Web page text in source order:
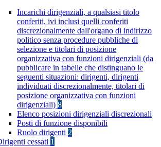
Incarichi dirigenziali, a qualsiasi titolo
conferiti, ivi inclusi quelli conferiti
discrezionalmente dall'organo di indirizzo
politico senza procedure pubbliche di
selezione e titolari di posizione
organizzativa con funzioni dirigenziali (da
pubblicare in tabelle che distinguano le
seguenti situazioni: dirigenti, dirigenti
individuati discrezionalmente, titolari di
posizione organizzativa con funzioni
dirigenziali) 8
Elenco posizioni dirigenziali discrezionali
Posti di funzione disponibili
Ruolo dirigenti 2
cessati 1